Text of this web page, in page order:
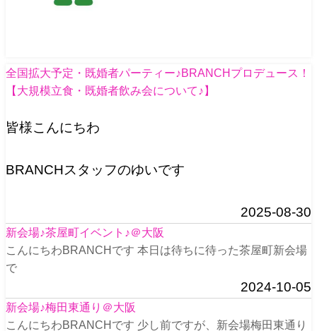
全国拡大予定・既婚者パーティー♪BRANCHプロデュース！
【大規模立食・既婚者飲み会について♪】
皆様こんにちわ
BRANCHスタッフのゆいです
2025-08-30
新会場♪茶屋町イベント♪＠大阪
こんにちわBRANCHです 本日は待ちに待った茶屋町新会場
で
2024-10-05
新会場♪梅田東通り＠大阪
こんにちわBRANCHです 少し前ですが、新会場梅田東通り